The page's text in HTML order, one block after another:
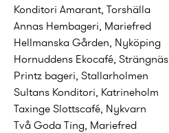
Konditori Amarant, Torshälla
Annas Hembageri, Mariefred
Hellmanska Gården, Nyköping
Hornuddens Ekocafé, Strängnäs
Printz bageri, Stallarholmen
Sultans Konditori, Katrineholm
Taxinge Slottscafé, Nykvarn
Två Goda Ting, Mariefred